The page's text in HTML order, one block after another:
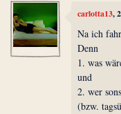
carlotta13,
Na ich
Denn
1. was
und
2. wer
(bzw.